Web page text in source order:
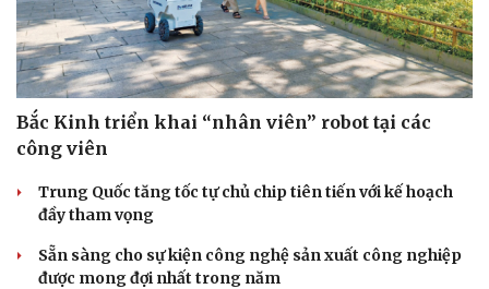
Bắc Kinh triển khai “nhân viên” robot tại các
công viên
Trung Quốc tăng tốc tự chủ chip tiên tiến với kế hoạch
đầy tham vọng
Sẵn sàng cho sự kiện công nghệ sản xuất công nghiệp
được mong đợi nhất trong năm